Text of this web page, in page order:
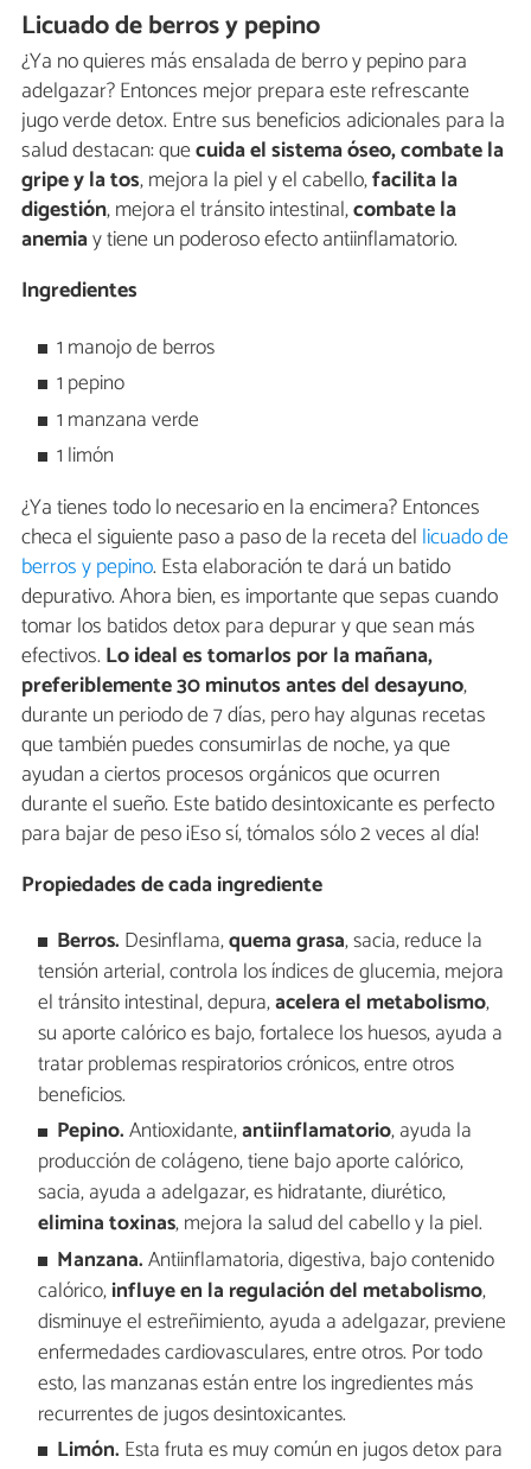
Licuado de berros y pepino
¿Ya no quieres más ensalada de berro y pepino para
adelgazar? Entonces mejor prepara este refrescante
jugo verde detox. Entre sus beneficios adicionales para la
salud destacan: quecuida el sistema óseo, combate la
gripe y la tos, mejora la piel y el cabello,facilita la
digestión, mejora el tránsito intestinal,combate la
anemiay tiene un poderoso efecto antiinflamatorio.
Ingredientes
1 manojo de berros
1 pepino
1 manzana verde
1 limón
¿Ya tienes todo lo necesario en la encimera? Entonces
checa el siguiente paso a paso de la receta del licuado de
berros y pepino. Esta elaboración te dará un batido
depurativo. Ahora bien, es importante que sepas cuando
tomar los batidos detox para depurar y que sean más
efectivos. Lo ideal es tomarlos por la mañana,
preferiblemente 30 minutos antes del desayuno,
durante un periodo de 7 días, pero hay algunas recetas
que también puedes consumirlas de noche, ya que
ayudan a ciertos procesos orgánicos que ocurren
durante el sueño. Este batido desintoxicante es perfecto
para bajar de peso ¡Eso sí, tómalos sólo 2 veces al día!
Propiedades de cada ingrediente
Berros. Desinflama,quema grasa, sacia, reduce la
tensión arterial, controla los índices de glucemia, mejora
el tránsito intestinal, depura,acelera el metabolismo,
su aporte calórico es bajo, fortalece los huesos, ayuda a
tratar problemas respiratorios crónicos, entre otros
beneficios.
Pepino.Antioxidante,antiinflamatorio, ayuda la
producción de colágeno, tiene bajo aporte calórico,
sacia, ayuda a adelgazar, es hidratante, diurético,
elimina toxinas, mejora la salud del cabello y la piel.
Manzana.Antiinflamatoria, digestiva, bajo contenido
calórico,influye en la regulación del metabolismo,
disminuye el estreñimiento, ayuda a adelgazar, previene
enfermedades cardiovasculares, entre otros. Por todo
esto, las manzanas están entre los ingredientes más
recurrentes de jugos desintoxicantes.
Limón. Esta fruta es muy común en jugos detox para